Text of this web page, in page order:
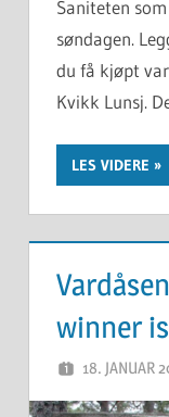
Saniteten
søndagen.
du få kjøpt
Kvikk Lunsj.
LES VIDERE
winner
18. JANUAR